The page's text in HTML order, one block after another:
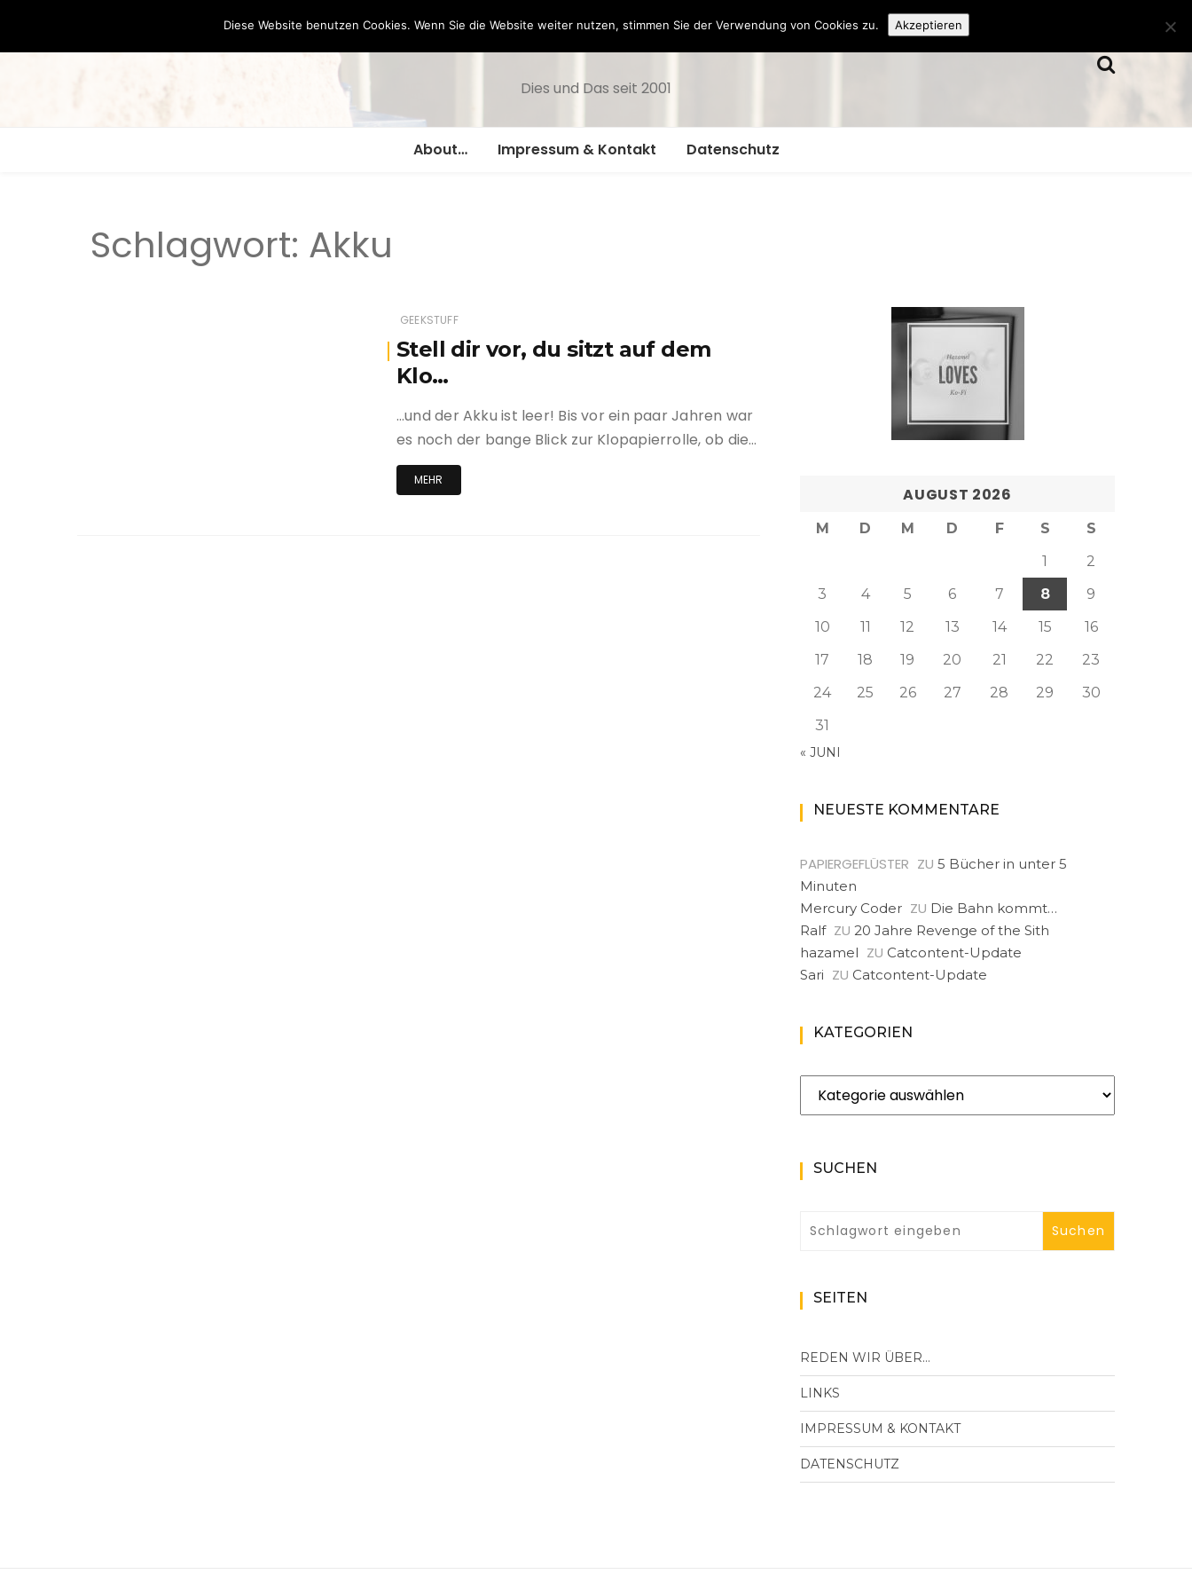
Hazamelistan
Dies und Das seit 2001
About… Impressum & Kontakt Datenschutz
Schlagwort: Akku
GEEKSTUFF
Stell dir vor, du sitzt auf dem
Klo…
…und der Akku ist leer! Bis vor ein paar Jahren war
es noch der bange Blick zur Klopapierrolle, ob die…
MEHR
AUGUST 2026
M D M D F S
S
1
2
3
4 5 6 7 8
9
10
11 12 13 14 15
16
17
18 19 20 21 22
23
24
25 26 27 28 29
30
31
« JUNI
NEUESTE KOMMENTARE
PAPIERGEFLÜSTER ZU 5 Bücher in unter 5
Minuten
Mercury Coder ZU Die Bahn kommt…
Ralf ZU 20 Jahre Revenge of the Sith
hazamel ZU Catcontent-Update
Sari ZU Catcontent-Update
KATEGORIEN
Kategorien
SUCHEN
SEITEN
REDEN WIR ÜBER…
LINKS
IMPRESSUM & KONTAKT
DATENSCHUTZ
Diese Website benutzen Cookies. Wenn Sie die Website weiter nutzen, stimmen Sie der Verwendung von Cookies zu. Akzeptieren